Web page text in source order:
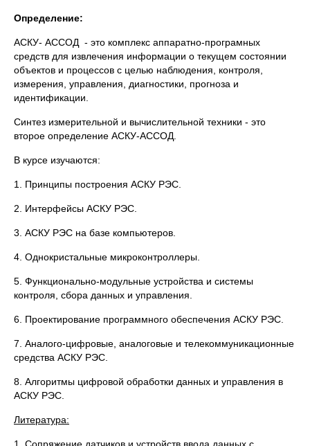
Определение:
АСКУ- АССОД - это комплекс аппаратно-програмных
средств для извлечения информации о текущем состоянии
объектов и процессов с целью наблюдения, контроля,
измерения, управления, диагностики, прогноза и
идентификации.
Синтез измерительной и вычислительной техники - это
второе определение АСКУ-АССОД.
В курсе изучаются:
1. Принципы построения АСКУ РЭС.
2. Интерфейсы АСКУ РЭС.
3. АСКУ РЭС на базе компьютеров.
4. Однокристальные микроконтроллеры.
5. Функционально-модульные устройства и системы
контроля, сбора данных и управления.
6. Проектирование программного обеспечения АСКУ РЭС.
7. Аналого-цифровые, аналоговые и телекоммуникационные
средства АСКУ РЭС.
8. Алгоритмы цифровой обработки данных и управления в
АСКУ РЭС.
Литература: